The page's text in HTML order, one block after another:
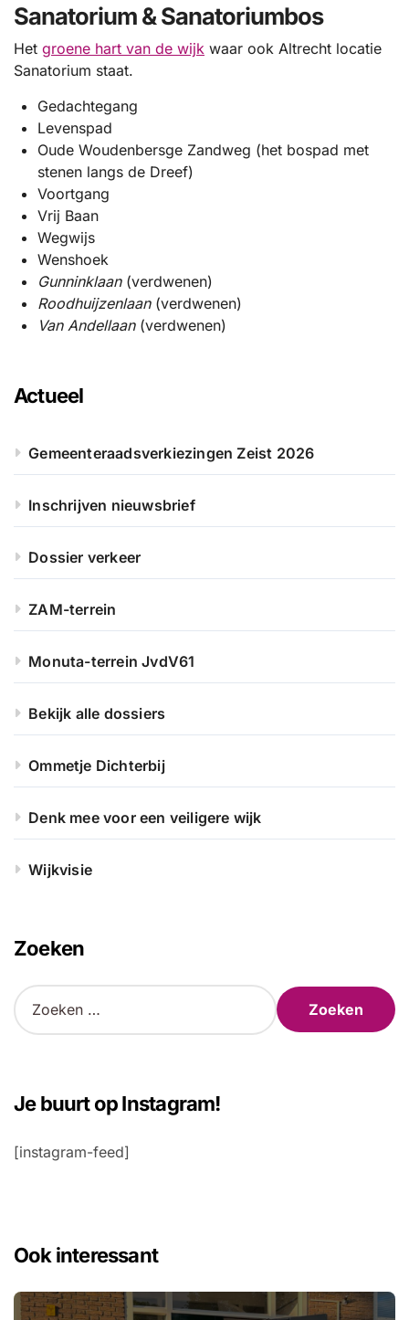
Sanatorium & Sanatoriumbos
Het groene hart van de wijk waar ook Altrecht locatie
Sanatorium staat.
Gedachtegang
Levenspad
Oude Woudenbersge Zandweg (het bospad met
stenen langs de Dreef)
Voortgang
Vrij Baan
Wegwijs
Wenshoek
Gunninklaan(verdwenen)
Roodhuijzenlaan(verdwenen)
Van Andellaan(verdwenen)
Actueel
Gemeenteraadsverkiezingen Zeist 2026
Inschrijven nieuwsbrief
Dossier verkeer
ZAM-terrein
Monuta-terrein JvdV61
Bekijk alle dossiers
Ommetje Dichterbij
Denk mee voor een veiligere wijk
Wijkvisie
Zoeken
Z
o
n
a
Je buurt op Instagram!
[instagram-feed]
Ook interessant